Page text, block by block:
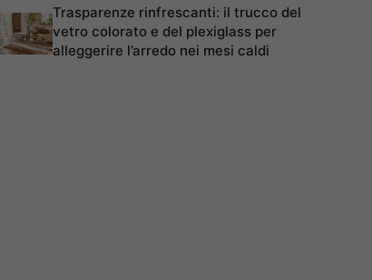
Trasparenze rinfrescanti: il trucco del
vetro colorato e del plexiglass per
alleggerire l’arredo nei mesi caldi